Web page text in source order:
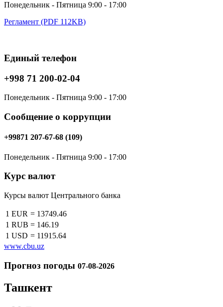
Понедельник - Пятница 9:00 - 17:00
Регламент (PDF 112KB)
Единый телефон
+998 71 200-02-04
Понедельник - Пятница 9:00 - 17:00
Сообщение о коррупции
+99871 207-67-68 (109)
Понедельник - Пятница 9:00 - 17:00
Курс валют
Курсы валют Центрального банка
1 EUR = 13749.46
1 RUB = 146.19
1 USD = 11915.64
www.cbu.uz
Прогноз погоды 07-08-2026
Ташкент